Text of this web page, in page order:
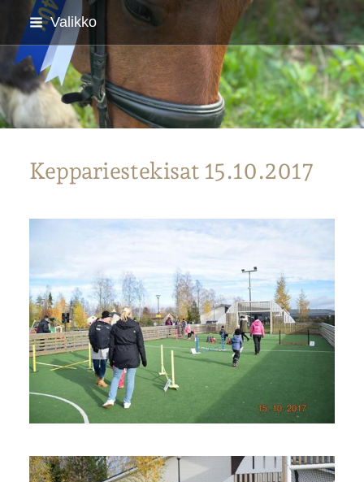
Siirry
sivun
sisältöön
Valikko
Parkanon Ratsastajat
Keppariestekisat 15.10.2017